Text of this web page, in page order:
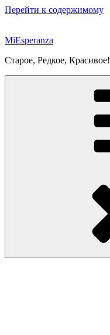
Перейти к содержимому
MiEsperanza
Старое, Редкое, Красивое!